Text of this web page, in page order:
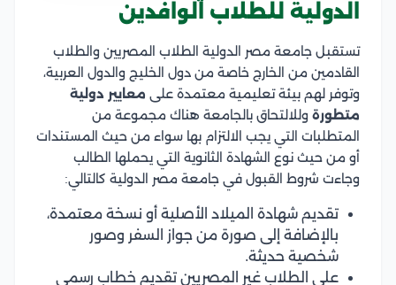
الدولية للطلاب الوافدين
تستقبل جامعة مصر الدولية الطلاب المصريين والطلاب
القادمين من الخارج خاصة من دول الخليج والدول العربية،
وتوفر لهم بيئة تعليمية معتمدة على معايير دولية
متطورة وللالتحاق بالجامعة هناك مجموعة من
المتطلبات التي يجب الالتزام بها سواء من حيث المستندات
أو من حيث نوع الشهادة الثانوية التي يحملها الطالب
وجاءت شروط القبول في جامعة مصر الدولية كالتالي:
تقديم شهادة الميلاد الأصلية أو نسخة معتمدة،
بالإضافة إلى صورة من جواز السفر وصور
شخصية حديثة.
على الطلاب غير المصريين تقديم خطاب رسمي